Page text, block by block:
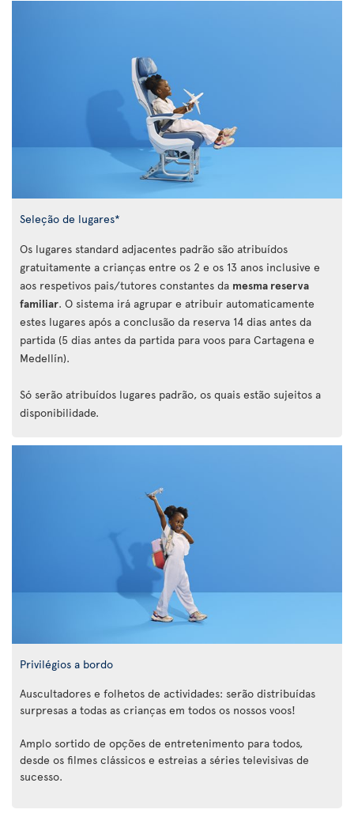
Seleção de lugares*
Os lugares standard adjacentes padrão são atribuídos
gratuitamente a crianças entre os 2 e os 13 anos inclusive e
aos respetivos pais/tutores constantes da mesma reserva
familiar. O sistema irá agrupar e atribuir automaticamente
estes lugares após a conclusão da reserva 14 dias antes da
partida (5 dias antes da partida para voos para Cartagena e
Medellín).
Só serão atribuídos lugares padrão, os quais estão sujeitos a
disponibilidade.
Privilégios a bordo
Auscultadores e folhetos de actividades: serão distribuídas
surpresas a todas as crianças em todos os nossos voos!
Amplo sortido de opções de entretenimento para todos,
desde os filmes clássicos e estreias a séries televisivas de
sucesso.